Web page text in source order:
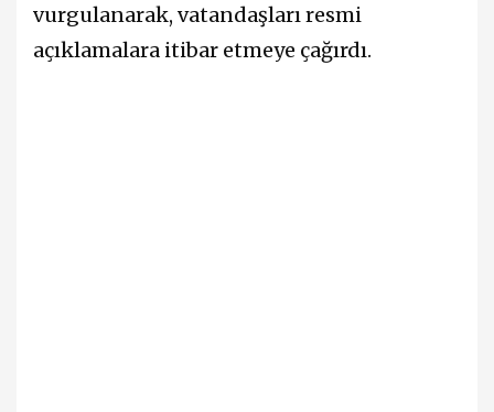
vurgulanarak, vatandaşları resmi
açıklamalara itibar etmeye çağırdı.